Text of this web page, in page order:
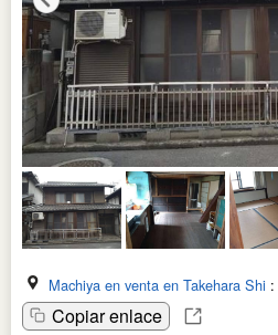
Machiya en venta en Takehara Shi :
Copiar enlace